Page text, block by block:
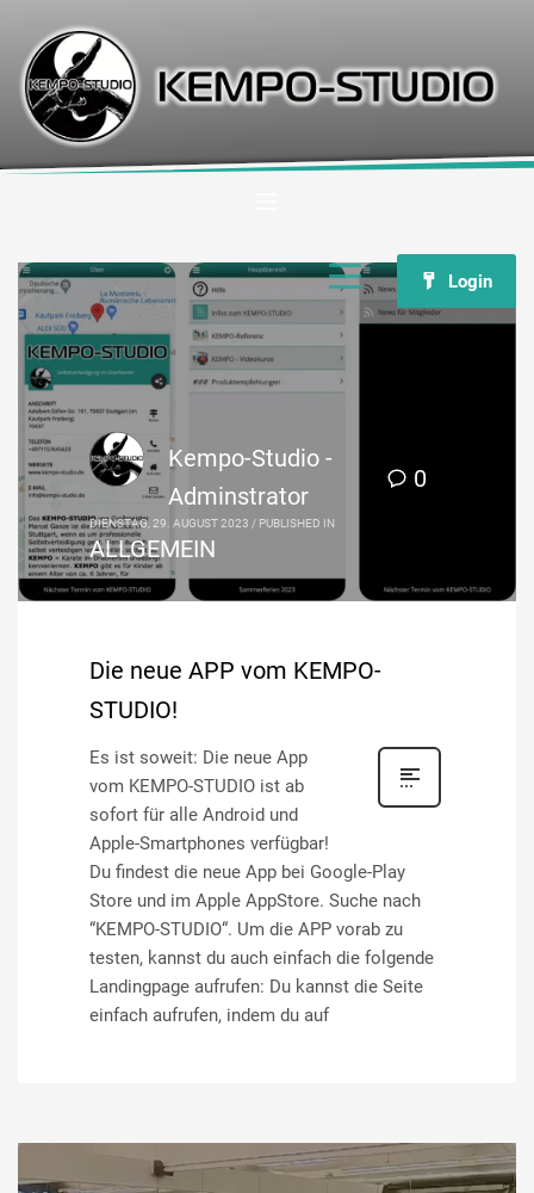
Login
0
Kempo-Studio -
Adminstrator
DIENSTAG, 29. AUGUST 2023 / PUBLISHED IN
ALLGEMEIN
Die neue APP vom KEMPO-
STUDIO!
Es ist soweit: Die neue App
vom KEMPO-STUDIO ist ab
sofort für alle Android und
Apple-Smartphones verfügbar!
Du findest die neue App bei Google-Play
Store und im Apple AppStore. Suche nach
“KEMPO-STUDIO“. Um die APP vorab zu
testen, kannst du auch einfach die folgende
Landingpage aufrufen: Du kannst die Seite
einfach aufrufen, indem du auf